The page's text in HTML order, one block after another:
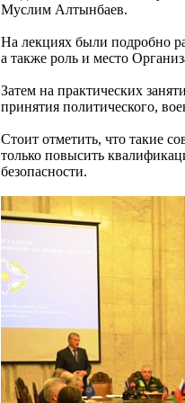
Муслим Алтынбаев.
На лекциях были подробно
а также роль и место
Затем на практических
принятия политического,
Стоит отметить, что такие
только повысить
безопасности.